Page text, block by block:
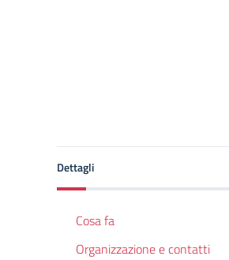
Dettagli
Cosa fa
Organizzazione e contatti